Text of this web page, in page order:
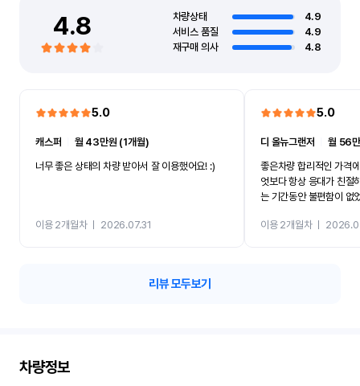
4.8 차량상태
4.9
서비스 품질
4.9
재구매 의사
4.8
5.0
캐스퍼
월 43만원 (1개월)
너무 좋은 상태의 차량 받아서 잘 이용했어요! :)
이용 2개월차ㅣ 2026.07.31
5.0
디 올뉴그랜저 ㅣ월 56
좋은차량 합리적인 가격
엇보다 항상 응대가 친절
는 기간동안 불편함이 없
카 렌트 고민없이 강추합
이용 2개월차ㅣ
리뷰 모두보기
차량정보